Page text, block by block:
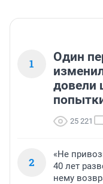
1
Один
довели
25 221
2
«Не
40 лет
нему